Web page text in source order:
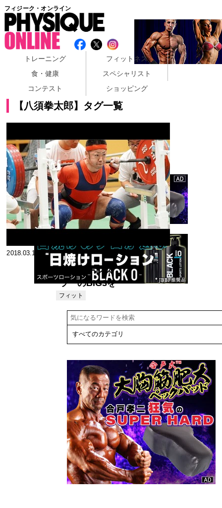
フィジーク・オンライン
トレーニング
フィットネス
食・健康
スペシャリスト
コンテスト
ショッピング
【八須拳太郎】タグ一覧
2018.03.12
スーパーレス
ラーのBIG3を
伸ばすための
フィット